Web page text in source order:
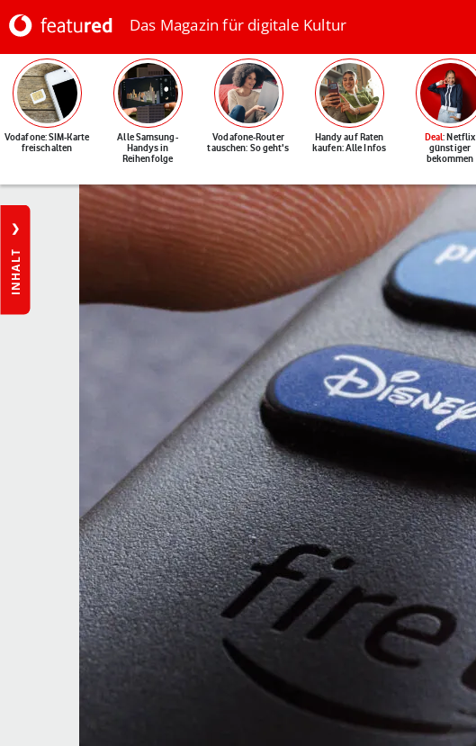
Das Magazin für digitale Kultur
Vodafone: SIM-Karte
freischalten
Alle Samsung-
Handys in
Reihenfolge
Vodafone-Router
tauschen: So geht's
Handy auf Raten
kaufen: Alle Infos
Deal: Netflix
günstiger
bekommen
INHALT